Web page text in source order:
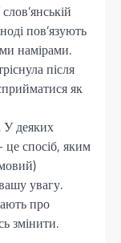
пов’язують
намірами.
після
як
У деяких
це спосіб, яким
увагу.
про
змінити.